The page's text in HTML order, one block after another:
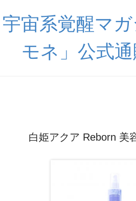
宇宙系覚醒マ
モネ」公式
白姫アクア Reborn 美